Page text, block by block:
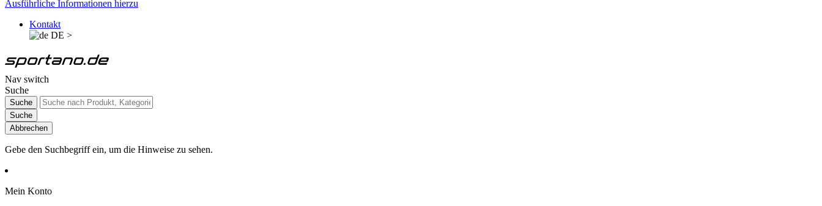
Ausführliche Informationen hierzu
Kontakt
DE >
Nav switch
Suche
Suche
Suche
Abbrechen
Gebe den Suchbegriff ein, um die Hinweise zu sehen.
Mein Konto